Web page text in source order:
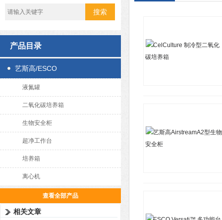
产品目录
艺斯高/ESCO
液氮罐
二氧化碳培养箱
生物安全柜
超净工作台
培养箱
离心机
查看全部产品
相关文章